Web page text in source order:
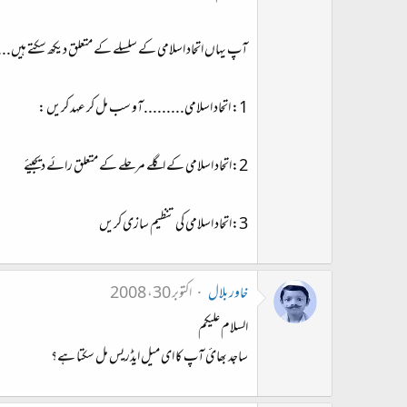
آپ یہاں اتحاد اسلامی کے سلسلے کے متعلق دیکھ سکتے
1: اتحاد اسلامی.........آو سب مل کر عہد کریں :
2:اتحاد اسلامی کے اگلے مرحلے کے متعلق رائے دیجیئے
3:اتحاد اسلامی کی تنظیم سازی کریں
خاور بلال
اکتوبر 30، 2008
السلام علیکم
ساجد بھائ آپ کا ای میل ایڈریس مل سکتا ہے؟